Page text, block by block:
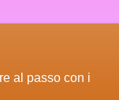
al passo con i